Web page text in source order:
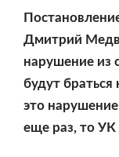
Дмитрий
нарушение из
будут браться
это
еще раз, то УК